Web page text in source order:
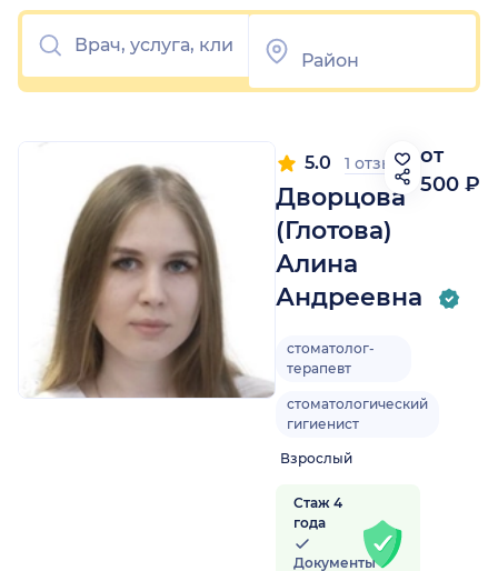
Дворцова
(Глотова)
Алина
Андреевна
5.0 1 отзыв
стоматолог-
терапевт
стоматологический
гигиенист
Взрослый
Стаж 4
года
Документы
от
500 ₽